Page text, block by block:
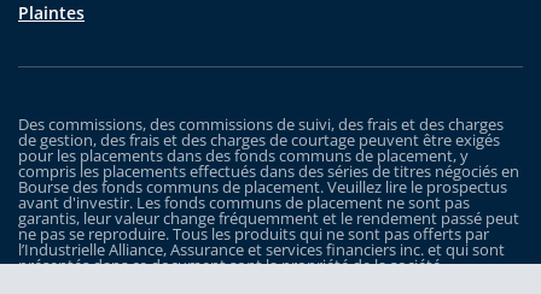
Plaintes
Des commissions, des commissions de suivi, des frais et des charges
de gestion, des frais et des charges de courtage peuvent être exigés
pour les placements dans des fonds communs de placement, y
compris les placements effectués dans des séries de titres négociés en
Bourse des fonds communs de placement. Veuillez lire le prospectus
avant d'investir. Les fonds communs de placement ne sont pas
garantis, leur valeur change fréquemment et le rendement passé peut
ne pas se reproduire. Tous les produits qui ne sont pas offerts par
l’Industrielle Alliance, Assurance et services financiers inc. et qui sont
présentés dans ce document sont la propriété de la société